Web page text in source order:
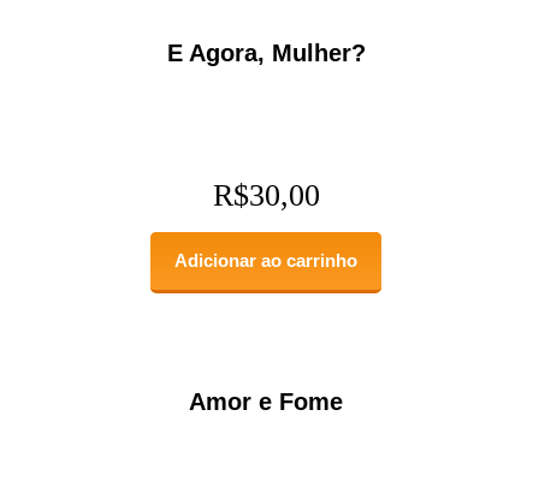
E Agora, Mulher?
R$30,00
Adicionar ao carrinho
Amor e Fome